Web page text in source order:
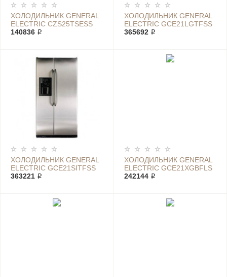
ХОЛОДИЛЬНИК GENERAL
ELECTRIC CZS25TSESS
140836 ₽
ХОЛОДИЛЬНИК GENERAL
ELECTRIC GCE21LGTFSS
365692 ₽
ХОЛОДИЛЬНИК GENERAL
ELECTRIC GCE21SITFSS
363221 ₽
ХОЛОДИЛЬНИК GENERAL
ELECTRIC GCE21XGBFLS
242144 ₽